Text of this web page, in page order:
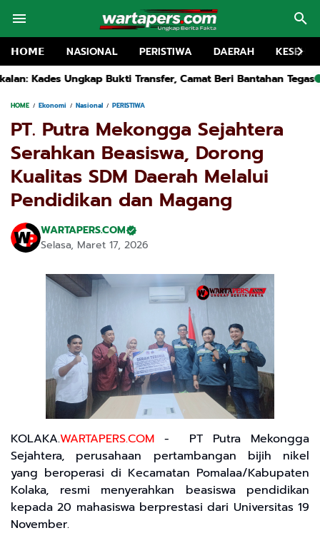
𝗛𝗢𝗠𝗘 NASIONAL PERISTIWA DAERAH
Camat Beri Bantahan Tegas Kapolsek Kwanyar
HOME Ekonomi Nasional PERISTIWA
PT. Putra Mekongga Sejahtera
Serahkan Beasiswa, Dorong
Kualitas SDM Daerah Melalui
Pendidikan dan Magang
WARTAPERS.COM
Selasa, Maret 17, 2026
KOLAKA.WARTAPERS.COM - PT Putra Mekongga
Sejahtera, perusahaan pertambangan bijih nikel
yang beroperasi di Kecamatan Pomalaa/Kabupaten
Kolaka, resmi menyerahkan beasiswa pendidikan
kepada 20 mahasiswa berprestasi dari Universitas 19
November.